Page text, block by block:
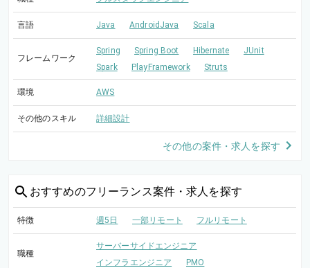
言語 Java AndroidJava Scala
フレームワーク
Spring Spring Boot Hibernate
JUnit
Spark
PlayFramework Struts
環境 AWS
その他のスキル 詳細設計
その他の案件・求人を探す
おすすめのフリーランス案件・求人を探す
特徴 週5日 一部リモート フルリモート
職種
サーバーサイドエンジニア
インフラエンジニア
PMO